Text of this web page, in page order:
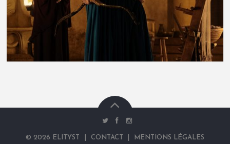
© 2026 ELITYST CONTACT MENTIONS LÉGALES